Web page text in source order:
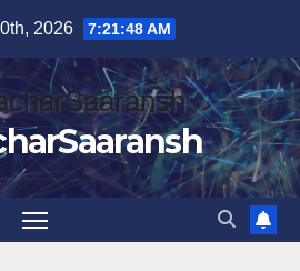
2026 7:21:49 AM